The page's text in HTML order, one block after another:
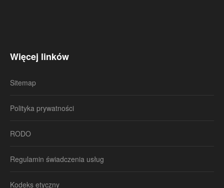
Więcej linków
Sitemap
Polityka prywatności
RODO
Regulamin świadczenia usług
Kodeks etyczny